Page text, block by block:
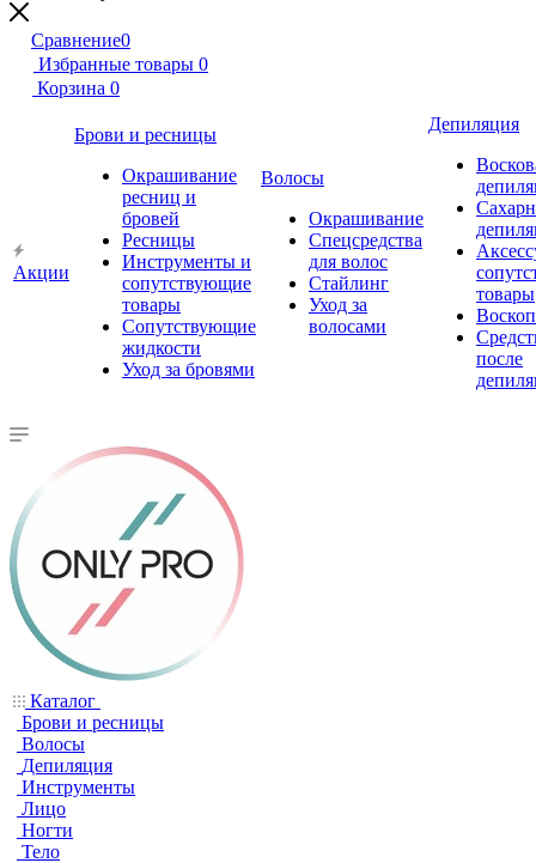
Сравнение0
Избранные товары 0
Корзина 0
Акции
Брови и ресницы
Окрашивание
ресниц и
бровей
Ресницы
Инструменты и
сопутствующие
товары
Сопутствующие
жидкости
Уход за бровями
Волосы
Окрашивание
Спецсредства
для волос
Стайлинг
Уход за
волосами
Депиляция
товары
после
Каталог
Брови и ресницы
Волосы
Депиляция
Инструменты
Лицо
Ногти
Тело